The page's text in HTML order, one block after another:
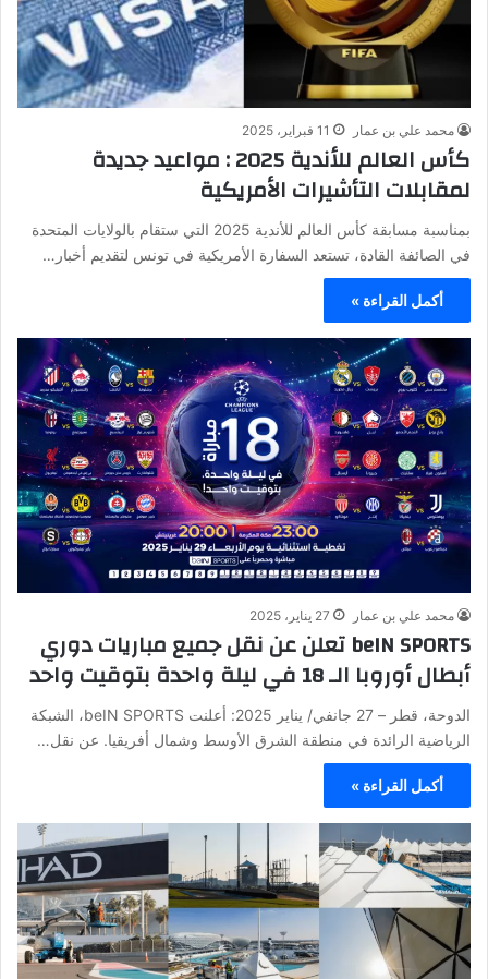
محمد علي بن عمار 11 فبراير، 2025
كأس العالم للأندية 2025 : مواعيد جديدة
لمقابلات التأشيرات الأمريكية
بمناسبة مسابقة كأس العالم للأندية 2025 التي ستقام بالولايات المتحدة
في الصائفة القادة، تستعد السفارة الأمريكية في تونس لتقديم أخبار…
أكمل القراءة »
محمد علي بن عمار 27 يناير، 2025
beIN SPORTS تعلن عن نقل جميع مباريات دوري
أبطال أوروبا الـ 18 في ليلة واحدة بتوقيت واحد
الدوحة، قطر – 27 جانفي/ يناير 2025: أعلنت beIN SPORTS، الشبكة
الرياضية الرائدة في منطقة الشرق الأوسط وشمال أفريقيا. عن نقل…
أكمل القراءة »